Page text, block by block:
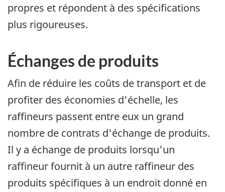
propres et répondent à des spécifications
plus rigoureuses.
Échanges de produits
Afin de réduire les coûts de transport et de
profiter des économies d'échelle, les
raffineurs passent entre eux un grand
nombre de contrats d'échange de produits.
Il y a échange de produits lorsqu'un
raffineur fournit à un autre raffineur des
produits spécifiques à un endroit donné en